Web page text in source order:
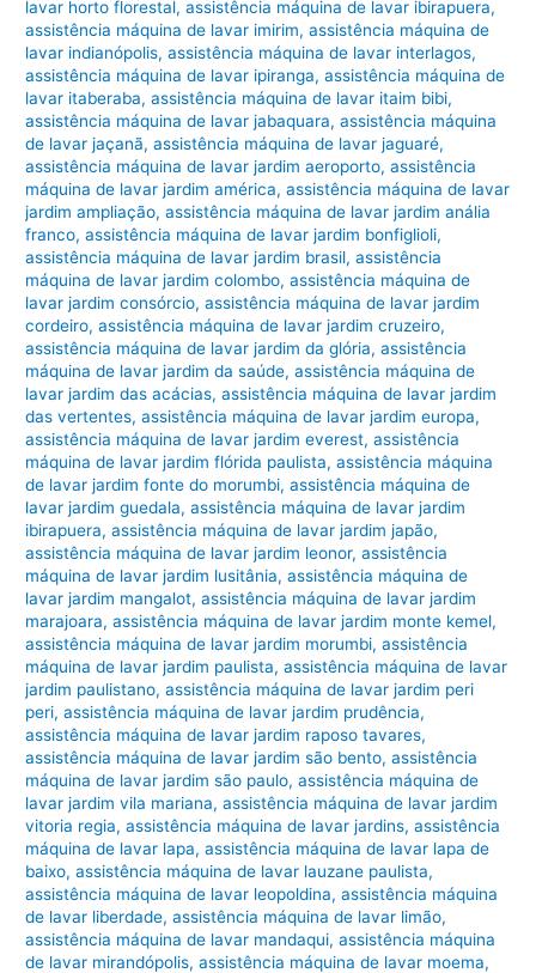
lavar horto florestal,assistência máquina de lavar ibirapuera,
assistência máquina de lavar imirim,assistência máquina de
lavar indianópolis,assistência máquina de lavar interlagos,
assistência máquina de lavar ipiranga,assistência máquina de
lavar itaberaba,assistência máquina de lavar itaim bibi,
assistência máquina de lavar jabaquara,assistência máquina
de lavar jaçanã,assistência máquina de lavar jaguaré,
assistência máquina de lavar jardim aeroporto,assistência
máquina de lavar jardim américa,assistência máquina de lavar
jardim ampliação,assistência máquina de lavar jardim anália
franco,assistência máquina de lavar jardim bonfiglioli,
assistência máquina de lavar jardim brasil,assistência
máquina de lavar jardim colombo,assistência máquina de
lavar jardim consórcio,assistência máquina de lavar jardim
cordeiro,assistência máquina de lavar jardim cruzeiro,
assistência máquina de lavar jardim da glória,assistência
máquina de lavar jardim da saúde,assistência máquina de
lavar jardim das acácias,assistência máquina de lavar jardim
das vertentes,assistência máquina de lavar jardim europa,
assistência máquina de lavar jardim everest,assistência
máquina de lavar jardim flórida paulista,assistência máquina
de lavar jardim fonte do morumbi,assistência máquina de
lavar jardim guedala,assistência máquina de lavar jardim
ibirapuera,assistência máquina de lavar jardim japão,
assistência máquina de lavar jardim leonor,assistência
máquina de lavar jardim lusitânia,assistência máquina de
lavar jardim mangalot,assistência máquina de lavar jardim
marajoara,assistência máquina de lavar jardim monte kemel,
assistência máquina de lavar jardim morumbi,assistência
máquina de lavar jardim paulista,assistência máquina de lavar
jardim paulistano,assistência máquina de lavar jardim peri
peri,assistência máquina de lavar jardim prudência,
assistência máquina de lavar jardim raposo tavares,
assistência máquina de lavar jardim são bento,assistência
máquina de lavar jardim são paulo,assistência máquina de
lavar jardim vila mariana,assistência máquina de lavar jardim
vitoria regia,assistência máquina de lavar jardins,assistência
máquina de lavar lapa,assistência máquina de lavar lapa de
baixo,assistência máquina de lavar lauzane paulista,
assistência máquina de lavar leopoldina,assistência máquina
de lavar liberdade,assistência máquina de lavar limão,
assistência máquina de lavar mandaqui,assistência máquina
de lavar mirandópolis,assistência máquina de lavar moema,